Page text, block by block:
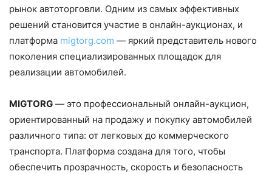
рынок автоторговли. Одним из самых эффективных
решений становится участие в онлайн-аукционах, и
платформа migtorg.com — яркий представитель нового
поколения специализированных площадок для
реализации автомобилей.
MIGTORG — это профессиональный онлайн-аукцион,
ориентированный на продажу и покупку автомобилей
различного типа: от легковых до коммерческого
транспорта. Платформа создана для того, чтобы
обеспечить прозрачность, скорость и безопасность